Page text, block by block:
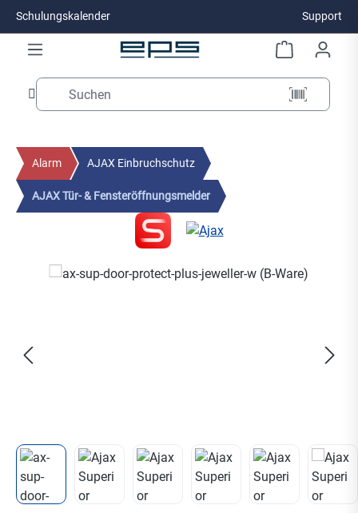
Zum Hauptinhalt springen
Schulungskalender Support
Alarm AJAX Einbruchschutz
AJAX Tür- & Fensteröffnungsmelder
Bildergalerie überspringen